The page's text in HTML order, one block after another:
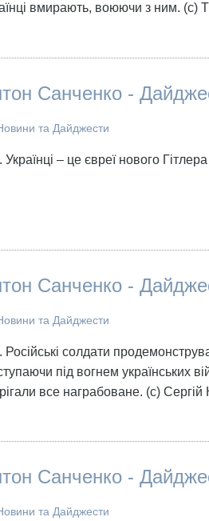
вмирають, воюючи з ним. (с)
Санченко -
та Дайджести
Українці – це євреї нового
Санченко -
та Дайджести
Російські солдати
під вогнем українських
все награбоване. (с) Сергій
Санченко -
та Дайджести